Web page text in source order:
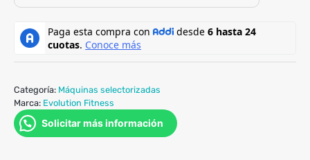
Categoría: Máquinas selectorizadas
Marca: Evolution Fitness
Solicitar más información